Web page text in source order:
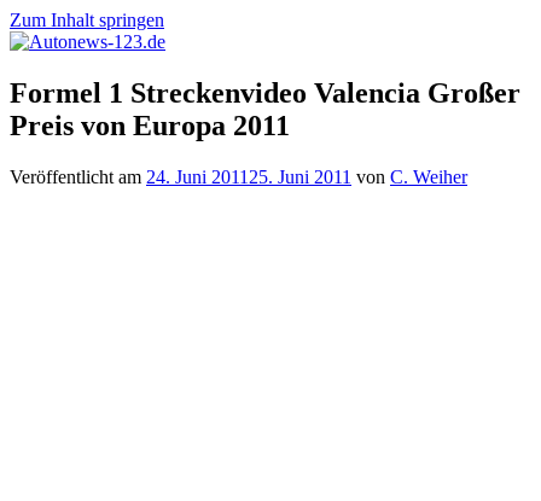
Zum Inhalt springen
Autonews-
123.de
Autonews
mit
Charme
Formel 1 Streckenvideo Valencia Großer
Preis von Europa 2011
Veröffentlicht am 24. Juni 2011 25. Juni 2011 von C. Weiher